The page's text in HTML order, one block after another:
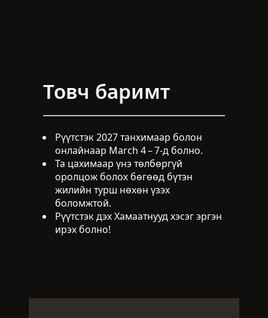
Товч баримт
Рүүтстэк 2027 танхимаар болон
онлайнаар March 4 – 7-д болно.
Та цахимаар үнэ төлбөргүй
оролцож болох бөгөөд бүтэн
жилийн турш нөхөн үзэх
боломжтой.
Рүүтстэк дэх Хамаатнууд хэсэг эргэн
ирэх болно!